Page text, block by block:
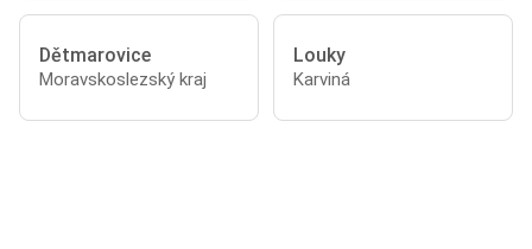
Dětmarovice
Moravskoslezský kraj
Louky
Karviná